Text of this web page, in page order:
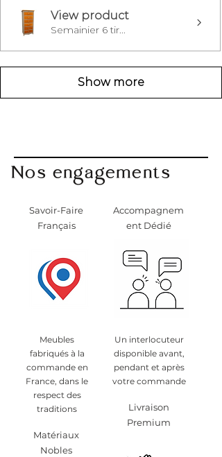
View product
Semainier 6 tir...
Show more
Nos engagements
Savoir-Faire
Français
Meubles
fabriqués à la
commande en
France, dans le
respect des
traditions
Matériaux
Nobles
Accompagnem
ent Dédié
Un interlocuteur
disponible avant,
pendant et après
votre commande
Livraison
Premium